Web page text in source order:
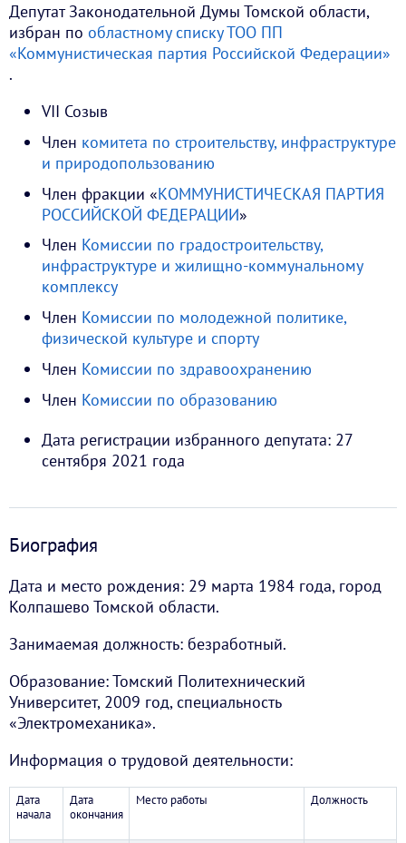
Депутат Законодательной Думы Томской области,
избран по областному списку ТОО ПП
«Коммунистическая партия Российской Федерации»
.
VII Созыв
Член комитета по строительству, инфраструктуре
и природопользованию
Член фракции «КОММУНИСТИЧЕСКАЯ ПАРТИЯ
РОССИЙСКОЙ ФЕДЕРАЦИИ»
Член Комиссии по градостроительству,
инфраструктуре и жилищно-коммунальному
комплексу
Член Комиссии по молодежной политике,
физической культуре и спорту
Член Комиссии по здравоохранению
Член Комиссии по образованию
Дата регистрации избранного депутата: 27
сентября 2021 года
Биография
Дата и место рождения: 29 марта 1984 года, город
Колпашево Томской области.
Занимаемая должность: безработный.
Образование: Томский Политехнический
Университет, 2009 год, специальность
«Электромеханика».
Информация о трудовой деятельности:
Дата
начала
Дата
окончания
Место работы Должность